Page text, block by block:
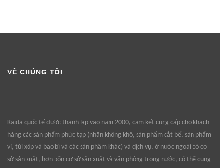
VỀ CHÚNG TÔI
Kaida quốc tế được thành lập vào năm 2000, cam kết cung cấp cho khách
hàng các sản phẩm phức tạp (nhãn không khô, sản phẩm cắt bế, sản phẩm
vỉ, túi xốp và bao bì và các sản phẩm khác) và dịch vụ, ở nước ngoài có cơ
sở sản xuất, hơn bốn cơ sở sản xuất và văn phòng trong nước, có thể cung